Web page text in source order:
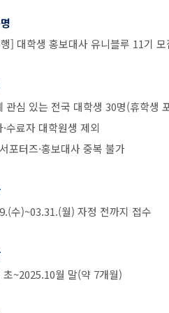
] 대학생 홍보대사 유니블루 11기 모
관심 있는 전국 대학생 30명(휴학생
·수료자 대학원생 제외
포터즈·홍보대사 중복 불가
수)~03.31.(월) 자정 전까지 접수
초~2025.10월 말(약 7개월)